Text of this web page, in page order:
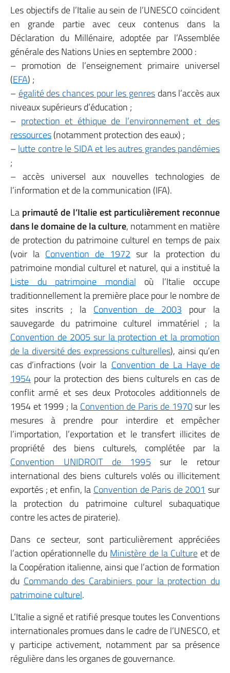
Les objectifs de l’Italie au sein de l’UNESCO coïncident
en grande partie avec ceux contenus dans la
Déclaration du Millénaire, adoptée par l’Assemblée
générale des Nations Unies en septembre 2000 :
– promotion de l’enseignement primaire universel
(EFA) ;
– égalité des chances pour les genres dans l’accès aux
niveaux supérieurs d’éducation ;
– protection et éthique de l’environnement et des
ressources(notamment protection des eaux) ;
–lutte contre le SIDA et les autres grandes pandémies
;
– accès universel aux nouvelles technologies de
l’information et de la communication (IFA).
La primauté de l’Italie est particulièrement reconnue
dans le domaine de la culture, notamment en matière
de protection du patrimoine culturel en temps de paix
(voir la Convention de 1972 sur la protection du
patrimoine mondial culturel et naturel, qui a institué la
Liste du patrimoine mondial où l’Italie occupe
traditionnellement la première place pour le nombre de
sites inscrits ; la Convention de 2003 pour la
sauvegarde du patrimoine culturel immatériel ; la
Convention de 2005 sur la protection et la promotion
de la diversité des expressions culturelles), ainsi qu’en
cas d’infractions (voir la Convention de La Haye de
1954 pour la protection des biens culturels en cas de
conflit armé et ses deux Protocoles additionnels de
1954 et 1999 ; la Convention de Paris de 1970sur les
mesures à prendre pour interdire et empêcher
l’importation, l’exportation et le transfert illicites de
propriété des biens culturels, complétée par la
Convention UNIDROIT de 1995 sur le retour
international des biens culturels volés ou illicitement
exportés ; et enfin, la Convention de Paris de 2001 sur
la protection du patrimoine culturel subaquatique
contre les actes de piraterie).
Dans ce secteur, sont particulièrement appréciées
l’action opérationnelle du Ministère de la Cultureet de
la Coopération italienne, ainsi que l’action de formation
du Commando des Carabiniers pour la protection du
patrimoine culturel.
L’Italie a signé et ratifié presque toutes les Conventions
internationales promues dans le cadre de l’UNESCO, et
y participe activement, notamment par sa présence
régulière dans les organes de gouvernance.